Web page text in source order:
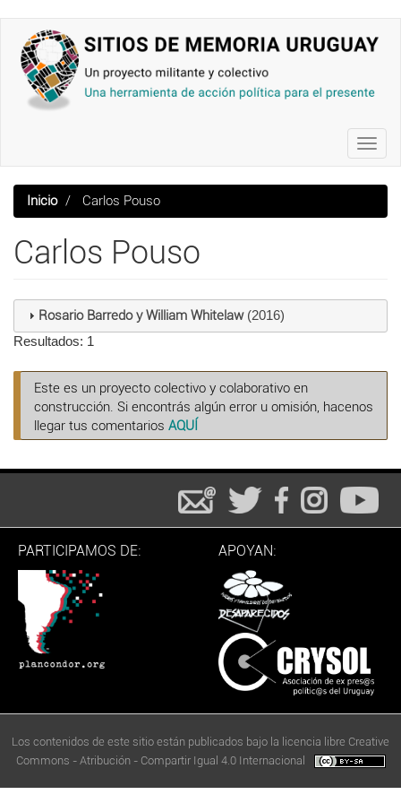
contenido
principal
Inicio Carlos Pouso
Carlos Pouso
Rosario Barredo y William Whitelaw (2016)
Resultados: 1
Este es un proyecto colectivo y colaborativo en
construcción. Si encontrás algún error u omisión, hacenos
llegar tus comentarios AQUÍ
PARTICIPAMOS DE: APOYAN:
Los contenidos de este sitio están publicados bajo la licencia libre Creative
Commons - Atribución - Compartir Igual 4.0 Internacional